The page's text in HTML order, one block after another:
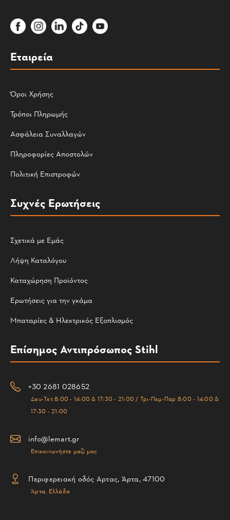
Εταιρεία
Όροι Χρήσης
Τρόποι Πληρωμής
Ασφάλεια Συναλλαγών
Πληροφορίες Αποστολών
Πολιτική Επιστροφών
Συχνές Ερωτήσεις
Σχετικά με Εμάς
Λήψη Καταλόγου
Καταχώρηση Προϊόντος
Ερωτήσεις για την γκάμα
Μπαταρίες & Ηλεκτρικός Εξοπλισμός
Επίσημος Αντιπρόσωπος Stihl
+30 2681 028652
Δευ-Τετ 8:00 - 14:00 & 17:30 - 21:00 / Τρι-Πεμ-Παρ 8:00 - 14:00 &
17:30 - 21:00
info@lemart.gr
Επικοινωνήστε μαζί μας
Περιφερειακή οδός Αρτας, Άρτα, 47100
Άρτα, Ελλάδα